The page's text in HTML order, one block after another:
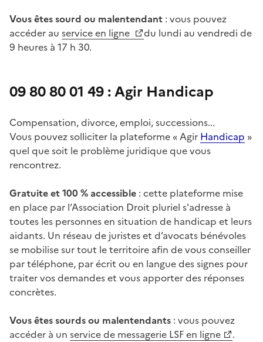
Vous êtes sourd ou malentendant : vous pouvez
accéder au service en ligne
du lundi au vendredi de
9 heures à 17 h 30.
09 80 80 01 49 : Agir Handicap
Compensation, divorce, emploi, successions...
Vous pouvez solliciter la plateforme « Agir Handicap »
quel que soit le problème juridique que vous
rencontrez.
Gratuite et 100 % accessible : cette plateforme mise
en place par l’Association Droit pluriel s'adresse à
toutes les personnes en situation de handicap et leurs
aidants. Un réseau de juristes et d’avocats bénévoles
se mobilise sur tout le territoire afin de vous conseiller
par téléphone, par écrit ou en langue des signes pour
traiter vos demandes et vous apporter des réponses
concrètes.
Vous êtes sourds ou malentendants : vous pouvez
accéder à un service de messagerie LSF en ligne .